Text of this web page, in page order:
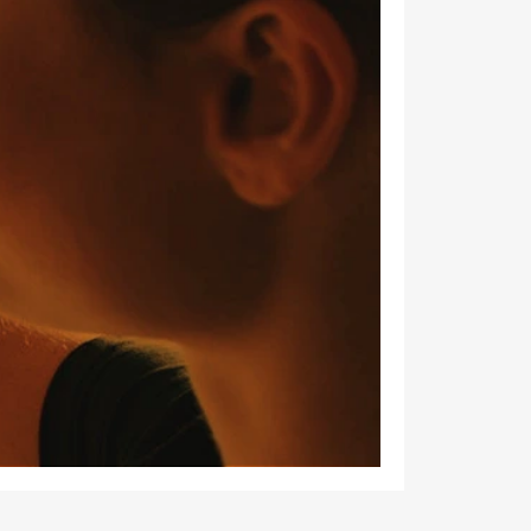
Energimontagegruppen där
han var regionchef
verksamhetschef för
Airteam Thorszelius i
Uppsala där han tidigare
Airteamkoncernen i en
rådgivande roll.
Tobias Sandmark
affärsutvecklare/vvs-
konstruktör på Rejlers i